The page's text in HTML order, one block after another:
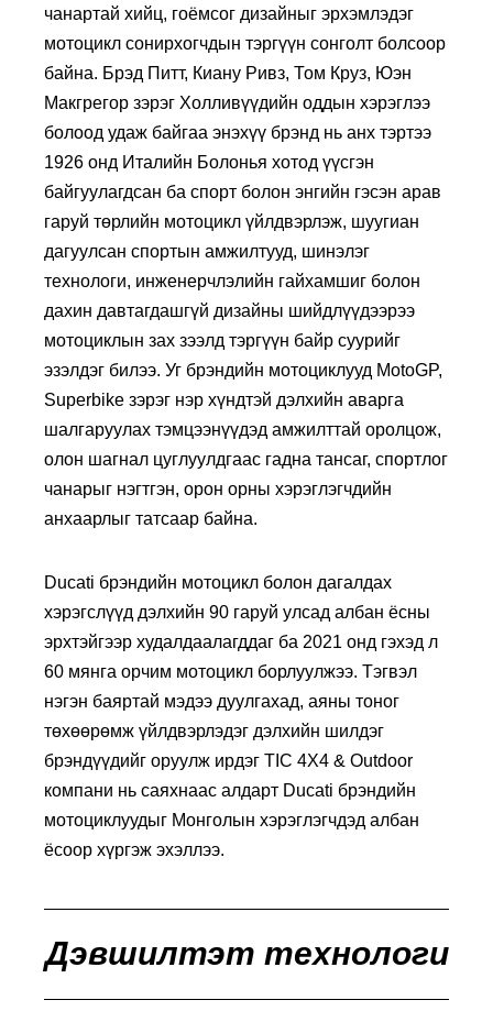
чанартай хийц, гоёмсог дизайныг эрхэмлэдэг
мотоцикл сонирхогчдын тэргүүн сонголт болсоор
байна. Брэд Питт, Киану Ривз, Том Круз, Юэн
Макгрегор зэрэг Холливүүдийн оддын хэрэглээ
болоод удаж байгаа энэхүү брэнд нь анх тэртээ
1926 онд Италийн Болонья хотод үүсгэн
байгуулагдсан ба спорт болон энгийн гэсэн арав
гаруй төрлийн мотоцикл үйлдвэрлэж, шуугиан
дагуулсан спортын амжилтууд, шинэлэг
технологи, инженерчлэлийн гайхамшиг болон
дахин давтагдашгүй дизайны шийдлүүдээрээ
мотоциклын зах зээлд тэргүүн байр суурийг
эзэлдэг билээ. Уг брэндийн мотоциклууд MotoGP,
Superbike зэрэг нэр хүндтэй дэлхийн аварга
шалгаруулах тэмцээнүүдэд амжилттай оролцож,
олон шагнал цуглуулдгаас гадна тансаг, спортлог
чанарыг нэгтгэн, орон орны хэрэглэгчдийн
анхаарлыг татсаар байна.
Ducati брэндийн мотоцикл болон дагалдах
хэрэгслүүд дэлхийн 90 гаруй улсад албан ёсны
эрхтэйгээр худалдаалагддаг ба 2021 онд гэхэд л
60 мянга орчим мотоцикл борлуулжээ. Тэгвэл
нэгэн баяртай мэдээ дуулгахад, аяны тоног
төхөөрөмж үйлдвэрлэдэг дэлхийн шилдэг
брэндүүдийг оруулж ирдэг TIC 4X4 & Outdoor
компани нь саяхнаас алдарт Ducati брэндийн
мотоциклуудыг Монголын хэрэглэгчдэд албан
ёсоор хүргэж эхэллээ.
Дэвшилтэт технологи